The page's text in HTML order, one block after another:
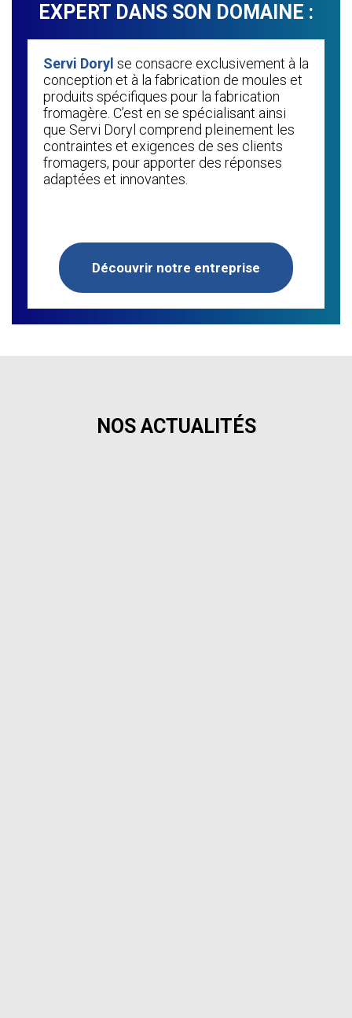
EXPERT DANS SON DOMAINE :
Servi Doryl se consacre exclusivement à la
conception et à la fabrication de moules et
produits spécifiques pour la fabrication
fromagère. C’est en se spécialisant ainsi
que Servi Doryl comprend pleinement les
contraintes et exigences de ses clients
fromagers, pour apporter des réponses
adaptées et innovantes.
Découvrir notre entreprise
NOS ACTUALITÉS